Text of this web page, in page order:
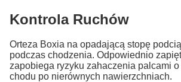
Kontrola Ruchów
Orteza Boxia na opadającą stopę
podczas chodzenia. Odpowiednio
zapobiega ryzyku zahaczenia palcami o
chodu po nierównych nawierzchniach.